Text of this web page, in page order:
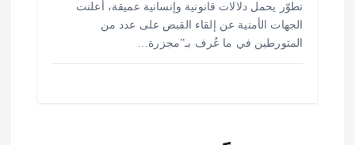
تطوّر يحمل دلالات قانونية وإنسانية عميقة، أعلنت
الجهات الأمنية عن إلقاء القبض على عدد من
المتورطين في ما عُرف بـ”مجزرة…